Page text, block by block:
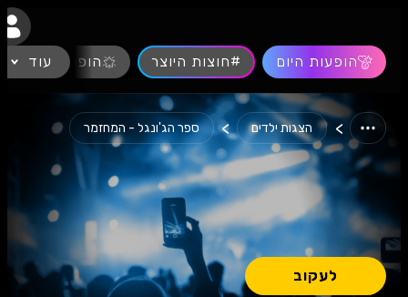
הופעות היום #חוצות היוצר הופעות חיות
עוד
> הצגות ילדים > ספר הג'ונגל - המחזמר
לעקוב